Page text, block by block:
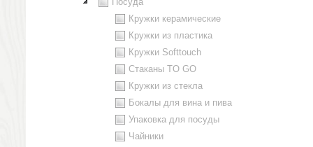
Кружки керамические
Кружки из пластика
Кружки Softtouch
Стаканы TO GO
Кружки из стекла
Бокалы для вина и пива
Упаковка для посуды
Чайники